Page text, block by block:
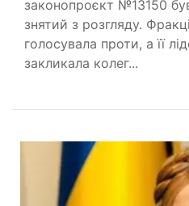
законопроєкт №13150
знятий з розгляду.
голосувала проти, а її
закликала колег...